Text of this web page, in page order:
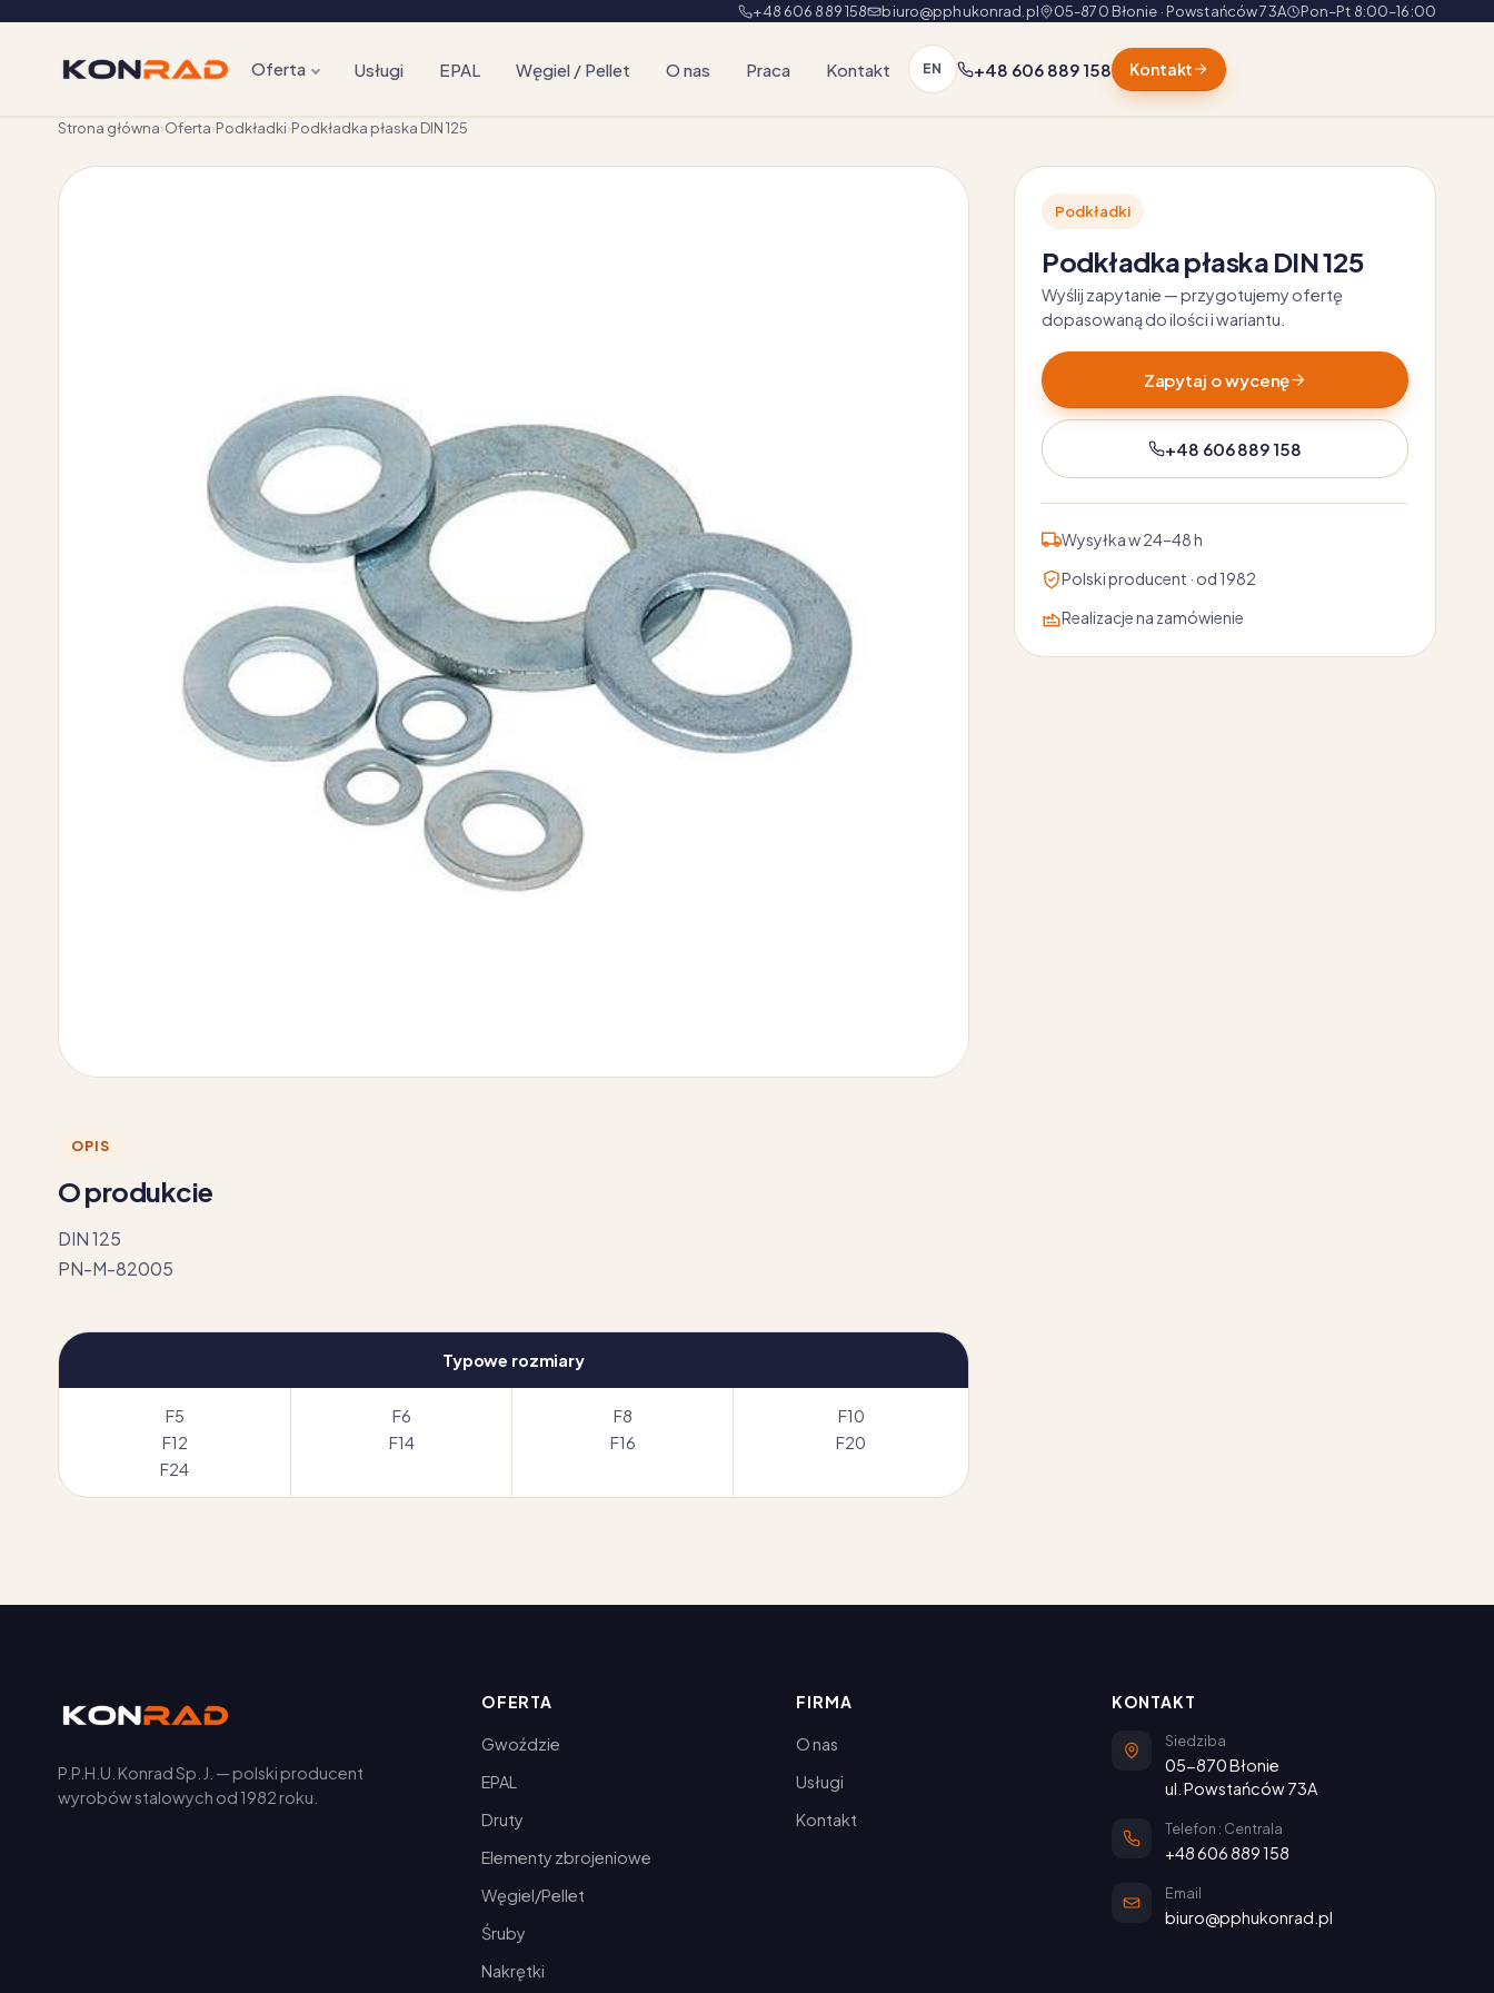
+48 606 889 158 biuro@pphukonrad.pl 05-870 Błonie · Powstańców 73A Pon–Pt 8:00–16:00
Oferta Usługi EPAL Węgiel / Pellet O nas Praca Kontakt EN +48 606 889 158 Kontakt
Strona główna›Oferta›Podkładki›Podkładka płaska DIN 125
OPIS
O produkcie
DIN 125
PN-M-82005
Typowe rozmiary
F5
F12
F24
F6
F14
F8
F16
F10
F20
Podkładki
Podkładka płaska DIN 125
Wyślij zapytanie — przygotujemy ofertę
dopasowaną do ilości i wariantu.
Zapytaj o wycenę
+48 606 889 158
Wysyłka w 24–48 h
Polski producent · od 1982
Realizacje na zamówienie
P.P.H.U. Konrad Sp. J. — polski producent
wyrobów stalowych od 1982 roku.
OFERTA
Gwoździe
EPAL
Druty
Elementy zbrojeniowe
Węgiel/Pellet
Śruby
Nakrętki
FIRMA
O nas
Usługi
Kontakt
KONTAKT
Siedziba
05-870 Błonie
ul. Powstańców 73A
Telefon : Centrala
+48 606 889 158
Email
biuro@pphukonrad.pl